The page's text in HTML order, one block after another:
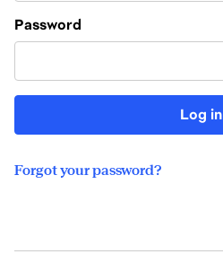
Password
Log in
Forgot your password?